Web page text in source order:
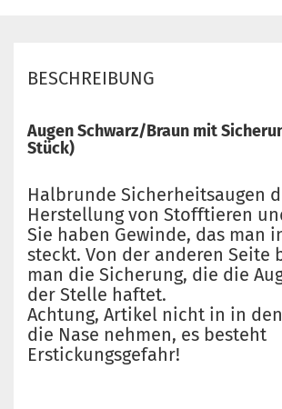
BESCHREIBUNG
Augen Schwarz/Braun mit
Stück)
Halbrunde Sicherheitsaugen
Herstellung von Stofftieren
Sie haben Gewinde, das man
steckt. Von der anderen Seite
man die Sicherung, die die
der Stelle haftet.
Achtung, Artikel nicht in in
die Nase nehmen, es besteht
Erstickungsgefahr!